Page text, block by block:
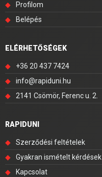
◆
Profilom
◆
Belépés
ELÉRHETŐSÉGEK
◆
+36 20 437 7424
◆
info@rapiduni.hu
◆
2141 Csömör, Ferenc u. 2.
RAPIDUNI
◆
Szerződési feltételek
◆
Gyakran ismételt kérdések
◆
Kapcsolat